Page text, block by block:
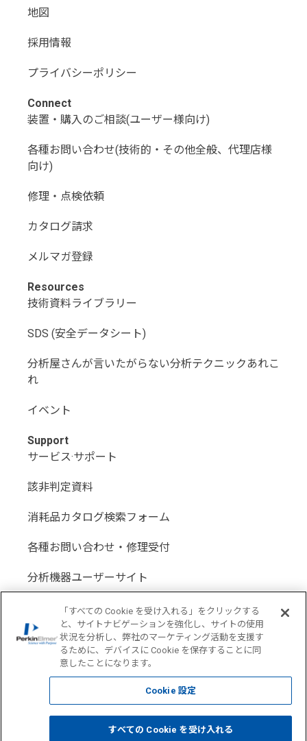
地図
採用情報
プライバシーポリシー
Connect
装置・購入のご相談(ユーザー様向け)
各種お問い合わせ(技術的・その他全般、代理店様
向け)
修理・点検依頼
カタログ請求
メルマガ登録
Resources
技術資料ライブラリー
SDS (安全データシート)
分析屋さんが言いたがらない分析テクニックあれこ
れ
イベント
Support
サービス·サポート
該非判定資料
消耗品カタログ検索フォーム
各種お問い合わせ・修理受付
分析機器ユーザーサイト
分析機器代理店サイト
Location: Japan(Change USA
COPYRIGHT © 1998-2026 PerkinElmer All Rights reserved
「すべての Cookie を受け入れる」をクリックする
と、サイトナビゲーションを強化し、サイトの使用
状況を分析し、弊社のマーケティング活動を支援す
るために、デバイスに Cookie を保存することに同
意したことになります。
Cookie 設定
すべての Cookie を受け入れる